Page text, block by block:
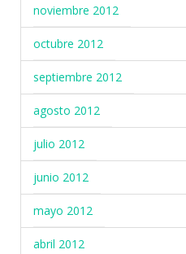
noviembre 2012
octubre 2012
septiembre 2012
agosto 2012
julio 2012
junio 2012
mayo 2012
abril 2012